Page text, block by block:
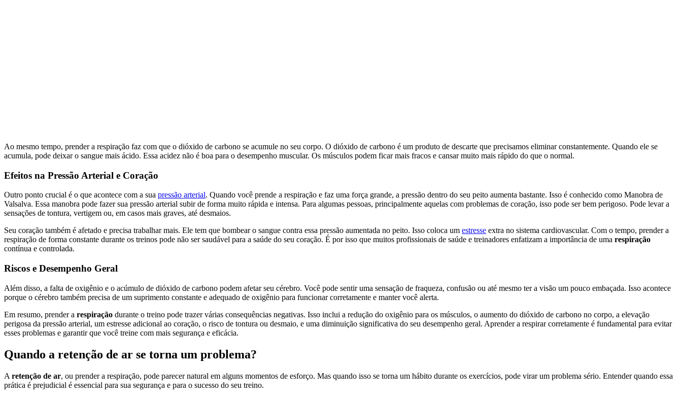
Ao mesmo tempo, prender a respiração faz com que o dióxido de carbono se acumule no seu corpo. O dióxido de carbono é um produto de descarte que precisamos eliminar constantemente. Quando ele se
acumula, pode deixar o sangue mais ácido. Essa acidez não é boa para o desempenho muscular. Os músculos podem ficar mais fracos e cansar muito mais rápido do que o normal.
Efeitos na Pressão Arterial e Coração
Outro ponto crucial é o que acontece com a sua pressão arterial. Quando você prende a respiração e faz uma força grande, a pressão dentro do seu peito aumenta bastante. Isso é conhecido como Manobra de
Valsalva. Essa manobra pode fazer sua pressão arterial subir de forma muito rápida e intensa. Para algumas pessoas, principalmente aquelas com problemas de coração, isso pode ser bem perigoso. Pode levar a
sensações de tontura, vertigem ou, em casos mais graves, até desmaios.
Seu coração também é afetado e precisa trabalhar mais. Ele tem que bombear o sangue contra essa pressão aumentada no peito. Isso coloca um estresse extra no sistema cardiovascular. Com o tempo, prender a
respiração de forma constante durante os treinos pode não ser saudável para a saúde do seu coração. É por isso que muitos profissionais de saúde e treinadores enfatizam a importância de uma respiração
contínua e controlada.
Riscos e Desempenho Geral
Além disso, a falta de oxigênio e o acúmulo de dióxido de carbono podem afetar seu cérebro. Você pode sentir uma sensação de fraqueza, confusão ou até mesmo ter a visão um pouco embaçada. Isso acontece
porque o cérebro também precisa de um suprimento constante e adequado de oxigênio para funcionar corretamente e manter você alerta.
Em resumo, prender a respiração durante o treino pode trazer várias consequências negativas. Isso inclui a redução do oxigênio para os músculos, o aumento do dióxido de carbono no corpo, a elevação
perigosa da pressão arterial, um estresse adicional ao coração, o risco de tontura ou desmaio, e uma diminuição significativa do seu desempenho geral. Aprender a respirar corretamente é fundamental para evitar
esses problemas e garantir que você treine com mais segurança e eficácia.
Quando a retenção de ar se torna um problema?
A retenção de ar, ou prender a respiração, pode parecer natural em alguns momentos de esforço. Mas quando isso se torna um hábito durante os exercícios, pode virar um problema sério. Entender quando essa
prática é prejudicial é essencial para sua segurança e para o sucesso do seu treino.